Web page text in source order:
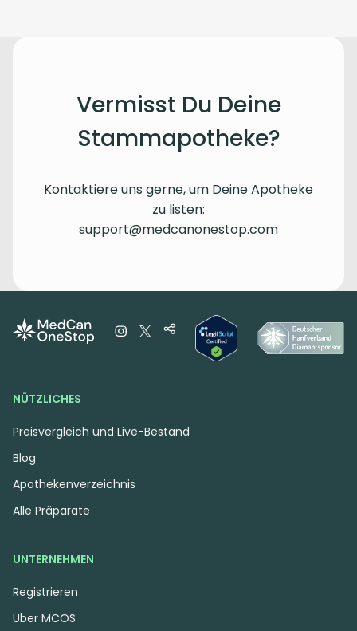
Vermisst Du Deine
Stammapotheke?
Kontaktiere uns gerne, um Deine Apotheke
zu listen:
support@medcanonestop.com
NÜTZLICHES
Preisvergleich und Live-Bestand
Blog
Apothekenverzeichnis
Alle Präparate
UNTERNEHMEN
Registrieren
Über MCOS